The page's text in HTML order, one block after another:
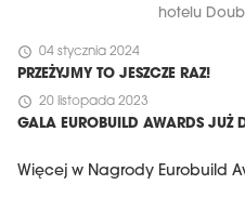
hotelu
schedule 04 stycznia 2024
PRZEŻYJMY TO JESZCZE RAZ!
schedule 20 listopada 2023
GALA EUROBUILD AWARDS JUŻ
Więcej w Nagrody Eurobuild